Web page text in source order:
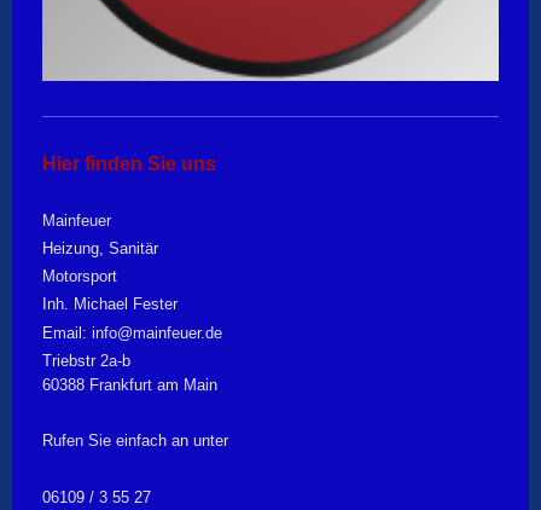
Hier finden Sie uns
Mainfeuer
Heizung, Sanitär
Motorsport
Inh. Michael Fester
Email: info@mainfeuer.de
Triebstr 2a-b
60388 Frankfurt am Main
Rufen Sie einfach an unter
06109 / 3 55 27